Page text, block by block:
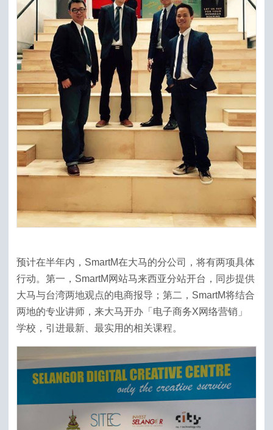
预计在半年内，SmartM在大马的分公司，将有两项具体
行动。第一，SmartM网站马来西亚分站开台，同步提供
大马与台湾两地观点的电商报导；第二，SmartM将结合
两地的专业讲师，来大马开办「电子商务X网络营销」
学校，引进最新、最实用的相关课程。